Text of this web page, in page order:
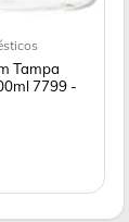
Tampa
7799 -